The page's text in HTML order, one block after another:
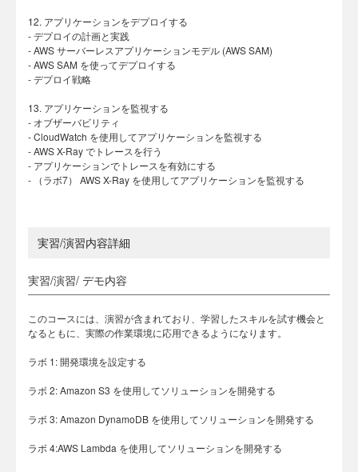
12. アプリケーションをデプロイする
- デプロイの計画と実践
- AWS サーバーレスアプリケーションモデル (AWS SAM)
- AWS SAM を使ってデプロイする
- デプロイ戦略
13. アプリケーションを監視する
- オブザーバビリティ
- CloudWatch を使用してアプリケーションを監視する
- AWS X-Ray でトレースを行う
- アプリケーションでトレースを有効にする
- （ラボ7） AWS X-Ray を使用してアプリケーションを監視する
実習/演習内容詳細
実習/演習/ デモ内容
このコースには、演習が含まれており、学習したスキルを試す機会と
なるともに、実際の作業環境に応用できるようになります。
ラボ 1: 開発環境を設定する
ラボ 2: Amazon S3 を使用してソリューションを開発する
ラボ 3: Amazon DynamoDB を使用してソリューションを開発する
ラボ 4:AWS Lambda を使用してソリューションを開発する